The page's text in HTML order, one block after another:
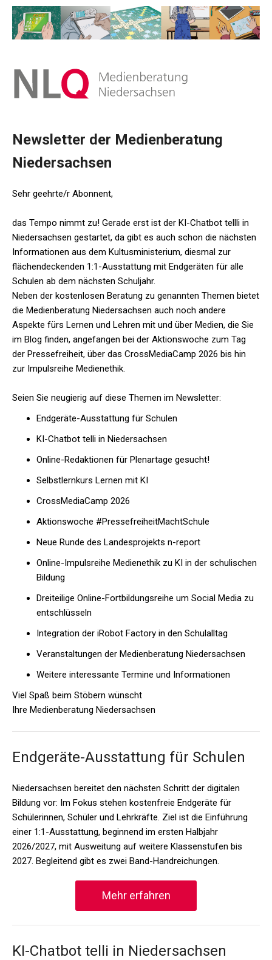
Newsletter der Medienberatung
Niedersachsen
Sehr geehrte/r Abonnent,
das Tempo nimmt zu! Gerade erst ist der KI-Chatbot tellli in
Niedersachsen gestartet, da gibt es auch schon die nächsten
Informationen aus dem Kultusministerium, diesmal zur
flächendeckenden 1:1-Ausstattung mit Endgeräten für alle
Schulen ab dem nächsten Schuljahr.
Neben der kostenlosen Beratung zu genannten Themen bietet
die Medienberatung Niedersachsen auch noch andere
Aspekte fürs Lernen und Lehren mit und über Medien, die Sie
im Blog finden, angefangen bei der Aktionswoche zum Tag
der Pressefreiheit, über das CrossMediaCamp 2026 bis hin
zur Impulsreihe Medienethik.
Seien Sie neugierig auf diese Themen im Newsletter:
Endgeräte-Ausstattung für Schulen
KI-Chatbot telli in Niedersachsen
Online-Redaktionen für Plenartage gesucht!
Selbstlernkurs Lernen mit KI
CrossMediaCamp 2026
Aktionswoche #PressefreiheitMachtSchule
Neue Runde des Landesprojekts n-report
Online-Impulsreihe Medienethik zu KI in der schulischen
Bildung
Dreiteilige Online-Fortbildungsreihe um Social Media zu
entschlüsseln
Integration der iRobot Factory in den Schulalltag
Veranstaltungen der Medienberatung Niedersachsen
Weitere interessante Termine und Informationen
Viel Spaß beim Stöbern wünscht
Ihre Medienberatung Niedersachsen
Endgeräte-Ausstattung für Schulen
Niedersachsen bereitet den nächsten Schritt der digitalen
Bildung vor: Im Fokus stehen kostenfreie Endgeräte für
Schülerinnen, Schüler und Lehrkräfte. Ziel ist die Einführung
einer 1:1-Ausstattung, beginnend im ersten Halbjahr
2026/2027, mit Ausweitung auf weitere Klassenstufen bis
2027. Begleitend gibt es zwei Band-Handreichungen.
Mehr erfahren
KI-Chatbot telli in Niedersachsen